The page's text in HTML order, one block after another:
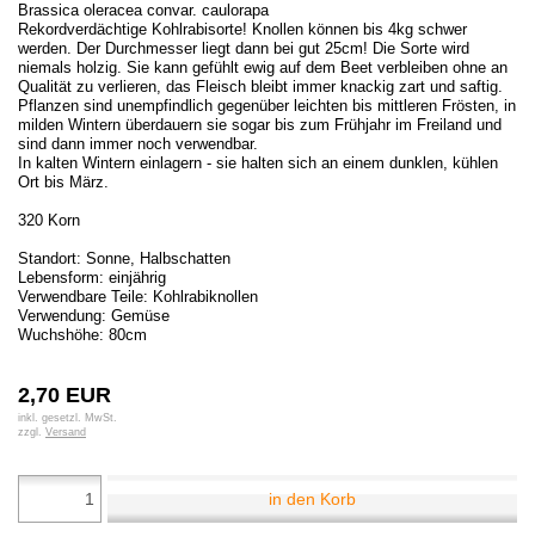
Brassica oleracea convar. caulorapa
Rekordverdächtige Kohlrabisorte! Knollen können bis 4kg schwer
werden. Der Durchmesser liegt dann bei gut 25cm! Die Sorte wird
niemals holzig. Sie kann gefühlt ewig auf dem Beet verbleiben ohne an
Qualität zu verlieren, das Fleisch bleibt immer knackig zart und saftig.
Pflanzen sind unempfindlich gegenüber leichten bis mittleren Frösten, in
milden Wintern überdauern sie sogar bis zum Frühjahr im Freiland und
sind dann immer noch verwendbar.
In kalten Wintern einlagern - sie halten sich an einem dunklen, kühlen
Ort bis März.
320 Korn
Standort: Sonne, Halbschatten
Lebensform: einjährig
Verwendbare Teile: Kohlrabiknollen
Verwendung: Gemüse
Wuchshöhe: 80cm
2,70 EUR
inkl. gesetzl. MwSt.
zzgl. Versand
in den Korb